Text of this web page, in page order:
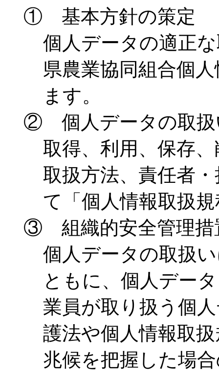
① 基本方針の策定
個人データの適正
県農業協同組合個
ます。
② 個人データの取扱
取得、利用、保存
取扱方法、責任者
て「個人情報取扱
③ 組織的安全管理措
個人データの取扱
ともに、個人デー
業員が取り扱う個
護法や個人情報取
兆候を把握した場